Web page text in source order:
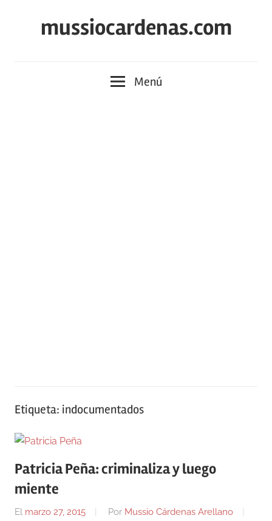
mussiocardenas.com
Menú
Etiqueta: indocumentados
Patricia Peña: criminaliza y luego
miente
El marzo 27, 2015 Por Mussio Cárdenas Arellano